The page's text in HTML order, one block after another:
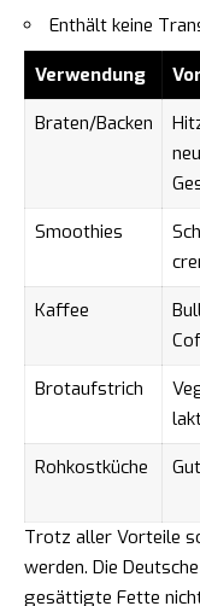
Enthält keine
Verwendung
Braten/Backen
Smoothies
Kaffee
Brotaufstrich
Rohkostküche
Trotz aller Vorteile
werden. Die
gesättigte Fette